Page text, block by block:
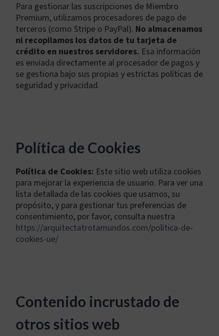
Para gestionar las suscripciones de Miembro
Premium, utilizamos procesadores de pago de
terceros (como Stripe o PayPal). No almacenamos
ni recopilamos los datos de tu tarjeta de
crédito en nuestros servidores. Esa información
es enviada directamente al procesador de pagos y
se gestiona bajo sus propias y estrictas políticas de
seguridad y privacidad.
Política de Cookies
Política de Cookies: Este sitio web utiliza cookies
para mejorar la experiencia de usuario. Para ver una
lista detallada de las cookies que usamos, su
propósito, y para gestionar tus preferencias de
consentimiento, por favor, consulta nuestra
https://arquitectatrotamundos.com/politica-de-
cookies-ue/
Contenido incrustado de
otros sitios web